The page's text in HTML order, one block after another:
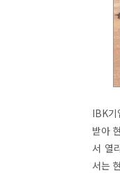
IBK기
받아
서 열
서는